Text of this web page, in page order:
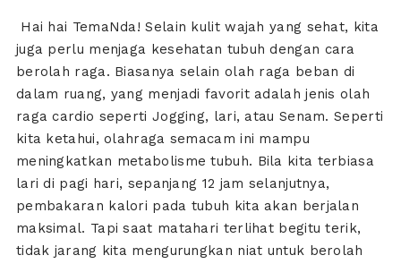
Hai hai TemaNda! Selain kulit wajah yang sehat, kita
juga perlu menjaga kesehatan tubuh dengan cara
berolah raga. Biasanya selain olah raga beban di
dalam ruang, yang menjadi favorit adalah jenis olah
raga cardio seperti Jogging, lari, atau Senam. Seperti
kita ketahui, olahraga semacam ini mampu
meningkatkan metabolisme tubuh. Bila kita terbiasa
lari di pagi hari, sepanjang 12 jam selanjutnya,
pembakaran kalori pada tubuh kita akan berjalan
maksimal. Tapi saat matahari terlihat begitu terik,
tidak jarang kita mengurungkan niat untuk berolah